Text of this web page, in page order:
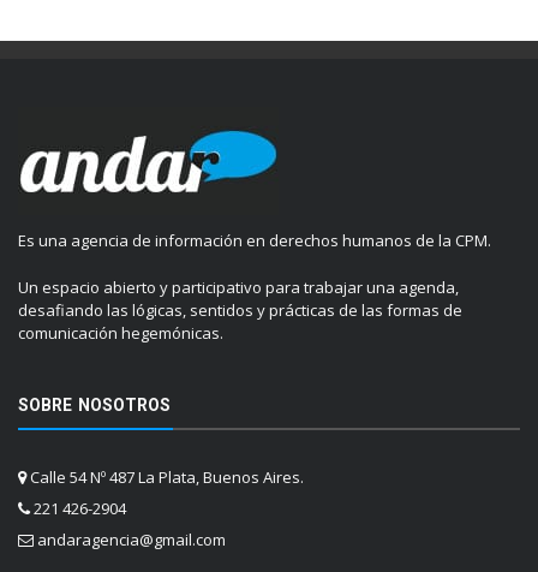
Es una agencia de información en derechos humanos de la CPM.
Un espacio abierto y participativo para trabajar una agenda,
desafiando las lógicas, sentidos y prácticas de las formas de
comunicación hegemónicas.
SOBRE NOSOTROS
Calle 54 Nº 487 La Plata, Buenos Aires.
221 426-2904
andaragencia@gmail.com